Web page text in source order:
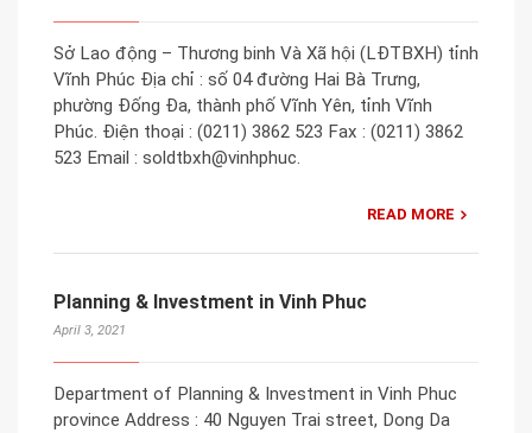
Sở Lao động – Thương binh Và Xã hội (LĐTBXH) tỉnh
Vĩnh Phúc Địa chỉ : số 04 đường Hai Bà Trưng,
phường Đống Đa, thành phố Vĩnh Yên, tỉnh Vĩnh
Phúc. Điện thoại : (0211) 3862 523 Fax : (0211) 3862
523 Email : soldtbxh@vinhphuc.
READ MORE
Planning & Investment in Vinh Phuc
April 3, 2021
Department of Planning & Investment in Vinh Phuc
province Address : 40 Nguyen Trai street, Dong Da